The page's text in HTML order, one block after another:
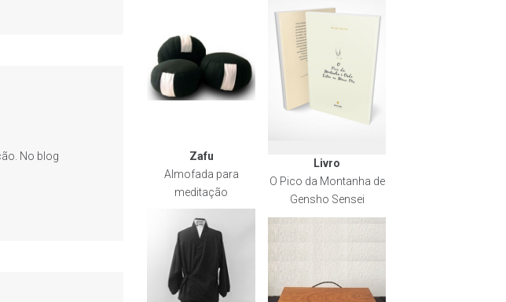
No blog
Zafu
Almofada para
meditação
Livro
O Pico da Montanha de
Gensho Sensei